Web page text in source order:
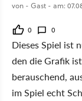
von - Gast - am:
0 0
Dieses Spiel ist
den die Grafik
berauschend,
im Spiel echt